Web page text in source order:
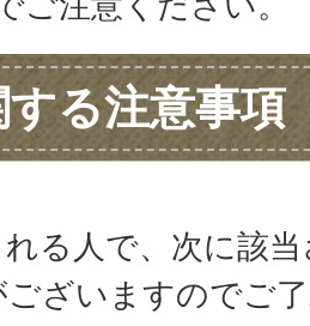
する注意事項
る人で、次に該
ございますのでご